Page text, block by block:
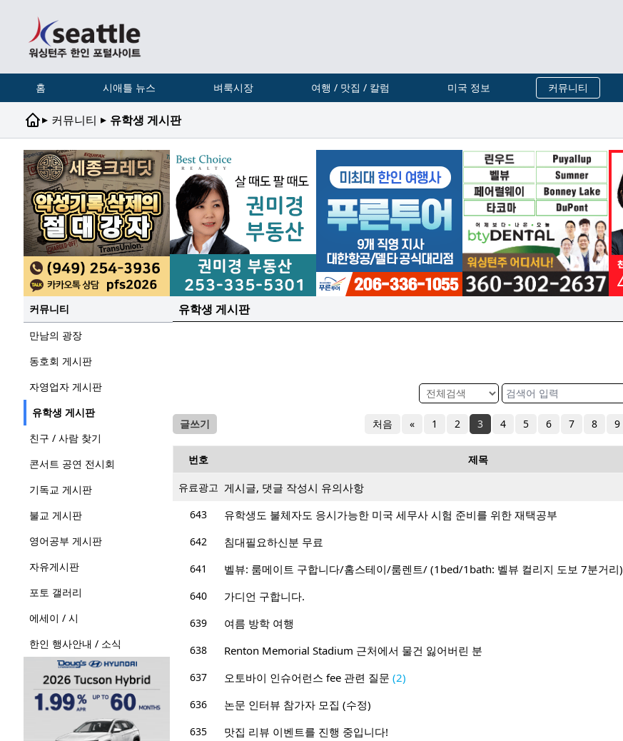
홈 시애틀 뉴스 벼룩시장 여행 / 맛집 / 칼럼 미국 정보 커뮤니티
▸ 커뮤니티 ▸ 유학생 게시판
커뮤니티
만남의 광장
동호회 게시판
자영업자 게시판
유학생 게시판
친구 / 사람 찾기
콘서트 공연 전시회
기독교 게시판
불교 게시판
영어공부 게시판
자유게시판
포토 갤러리
에세이 / 시
한인 행사안내 / 소식
유학생 게시판
글쓰기 처음 « 1 2 3 4 5 6 7 8 9
번호 제목
유료광고 게시글, 댓글 작성시 유의사항
643
유학생도 불체자도 응시가능한 미국 세무사 시험 준비를 위한 재택공부
642
침대필요하신분 무료
641
벨뷰: 룸메이트 구합니다/홈스테이/룸렌트/ (1bed/1bath: 벨뷰 컬리지 도보 7분거리)
640
가디언 구합니다.
639
여름 방학 여행
638
Renton Memorial Stadium 근처에서 물건 잃어버린 분
637
오토바이 인슈어런스 fee 관련 질문 (2)
636
논문 인터뷰 참가자 모집 (수정)
635
맛집 리뷰 이벤트를 진행 중입니다!